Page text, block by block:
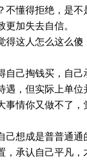
懂得拒绝，是
加失去自信。
这人怎么这么
己掏钱买，自
，但实际上单
情你又做不了
想成是普普通
承认自己平凡，